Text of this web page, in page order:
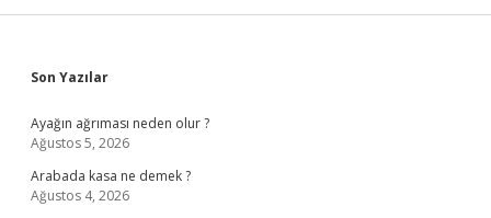
Sidebar
Son Yazılar
Ayağın ağrıması neden olur ?
Ağustos 5, 2026
Arabada kasa ne demek ?
Ağustos 4, 2026